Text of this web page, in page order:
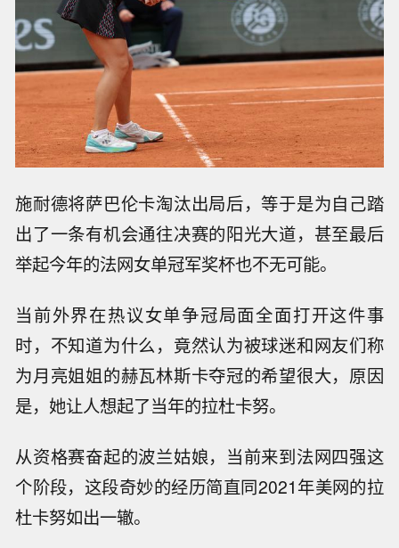
施耐德将萨巴伦卡淘汰出局后，等于是为自己踏
出了一条有机会通往决赛的阳光大道，甚至最后
举起今年的法网女单冠军奖杯也不无可能。
当前外界在热议女单争冠局面全面打开这件事
时，不知道为什么，竟然认为被球迷和网友们称
为月亮姐姐的赫瓦林斯卡夺冠的希望很大，原因
是，她让人想起了当年的拉杜卡努。
从资格赛奋起的波兰姑娘，当前来到法网四强这
个阶段，这段奇妙的经历简直同2021年美网的拉
杜卡努如出一辙。